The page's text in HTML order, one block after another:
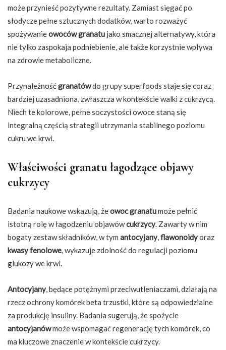
może przynieść pozytywne rezultaty. Zamiast sięgać po
słodycze pełne sztucznych dodatków, warto rozważyć
spożywanieowoców granatu jako smacznej alternatywy, która
nie tylko zaspokaja podniebienie, ale także korzystnie wpływa
na zdrowie metaboliczne.
Przynależnośćgranatówdo grupy superfoods staje się coraz
bardziej uzasadniona, zwłaszcza w kontekście walki z cukrzycą.
Niech te kolorowe, pełne soczystości owoce staną się
integralną częścią strategii utrzymania stabilnego poziomu
cukru we krwi.
Właściwości granatu łagodzące objawy
cukrzycy
Badania naukowe wskazują, żeowoc granatumoże pełnić
istotną rolę w łagodzeniu objawówcukrzycy. Zawarty w nim
bogaty zestaw składników, w tym antocyjany,flawonoidyoraz
kwasy fenolowe, wykazuje zdolność do regulacji poziomu
glukozy we krwi.
Antocyjany, będące potężnymi przeciwutleniaczami, działają na
rzecz ochrony komórek beta trzustki, które są odpowiedzialne
za produkcję insuliny. Badania sugerują, że spożycie
antocyjanówmoże wspomagać regenerację tych komórek, co
ma kluczowe znaczenie w kontekście cukrzycy.